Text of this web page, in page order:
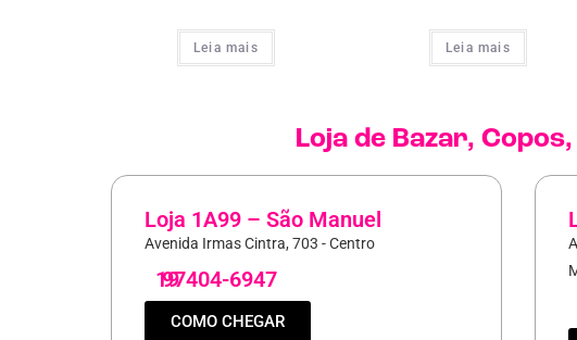
Leia mais Leia mais
Loja de Bazar, Copos,
Loja 1A99 – São Manuel
Avenida Irmas Cintra, 703 - Centro
19
97404-6947
COMO CHEGAR